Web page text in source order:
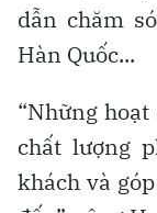
dẫn chăm
Hàn Quốc...
“Những
chất lượng
khách và